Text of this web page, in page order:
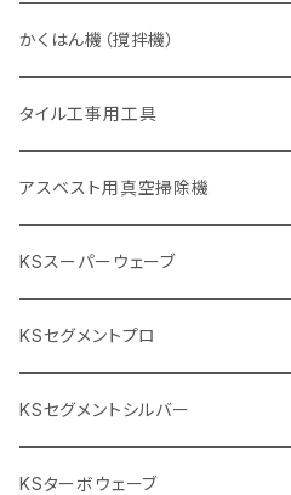
セグメント（特殊凸凹加工チップ
一般道路カッター用
355mm（14インチ）
305mm（12インチ）
355mm（14インチ）
押し切り（タイル切断機）
本体
電動切断機
本体
ダイヤモンドホイール
ブリック＆ブロック用切断機
穴あけ用工具
タイルニッパー
プロ用鏝（こて）
吸着盤
かくはん機（撹拌機）
本体
低速回転
高速回転
付属品
撹拌羽根
撹拌軸
タイル工事用工具
手動工具
押し切り（手動切断機
押し切り替え刃（手動切断機替え刃
電動工具
電動切断機
タイルパッチ（ビブラート
アスベスト用真空掃除機
KSスーパーウェーブ
105mm（4インチ）
125ｍｍ（5インチ）
KSセグメントプロ
105mm（4インチ）
通常品
125mm（5インチ）
KSセグメントシルバー
105mm（4インチ）
KSターボウェーブ